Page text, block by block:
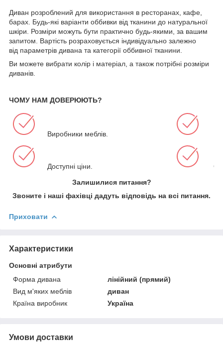
Диван розроблений для використання в ресторанах, кафе,
барах. Будь-які варіанти оббивки від тканини до натуральної
шкіри. Розміри можуть бути практично будь-якими, за вашим
запитом. Вартість розраховується індивідуально залежно
від параметрів дивана та категорії оббивної тканини.
Ви можете вибрати колір і матеріал, а також потрібні розміри
диванів.
ЧОМУ НАМ ДОВЕРЮЮТЬ?
Виробники меблів.
Доступні ціни.
Залишилися питання?
Звоните і наші фахівці дадуть відповідь на всі питання.
Приховати
Характеристики
Основні атрибути
Форма дивана
лінійний (прямий)
Вид м'яких меблів
диван
Країна виробник
Україна
Умови доставки